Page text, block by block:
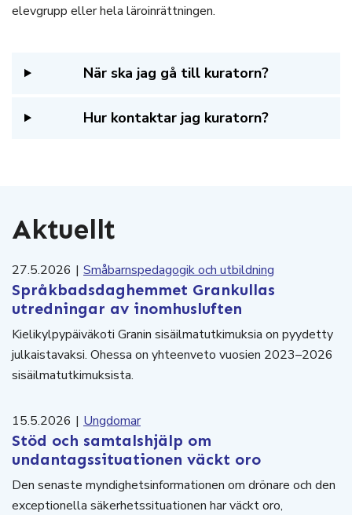
elevgrupp eller hela läroinrättningen.
När ska jag gå till kuratorn?
Hur kontaktar jag kuratorn?
Aktuellt
27.5.2026 | Småbarnspedagogik och utbildning
Språkbadsdaghemmet Grankullas
utredningar av inomhusluften
Kielikylpypäiväkoti Granin sisäilmatutkimuksia on pyydetty
julkaistavaksi. Ohessa on yhteenveto vuosien 2023–2026
sisäilmatutkimuksista.
15.5.2026 | Ungdomar
Stöd och samtalshjälp om
undantagssituationen väckt oro
Den senaste myndighetsinformationen om drönare och den
exceptionella säkerhetssituationen har väckt oro,